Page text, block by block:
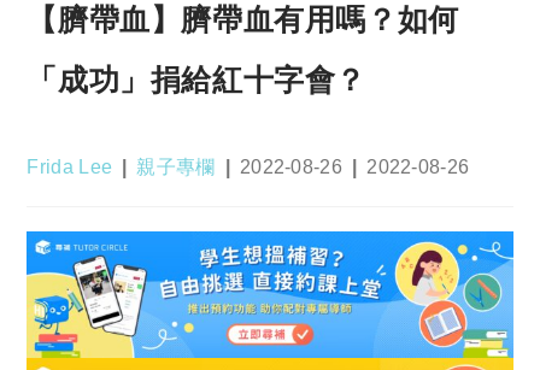
【臍帶血】臍帶血有用嗎？如何
「成功」捐給紅十字會？
Post
Frida Lee
Post
親子專欄
Post
2022-08-26
Post
2022-08-26